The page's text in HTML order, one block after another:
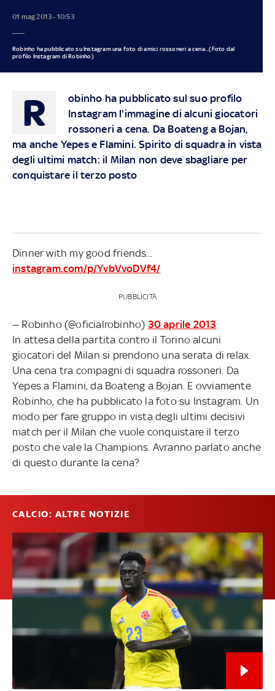
01 mag 2013 - 10:53
Robinho ha pubblicato su Instagram una foto di amici rossoneri a cena...(Foto dal
profilo Instagram di Robinho)
R
obinho ha pubblicato sul suo profilo
Instagram l'immagine di alcuni giocatori
rossoneri a cena. Da Boateng a Bojan,
ma anche Yepes e Flamini. Spirito di squadra in vista
degli ultimi match: il Milan non deve sbagliare per
conquistare il terzo posto
Dinner with my good friends...
instagram.com/p/YvbVvoDVf4/
PUBBLICITÀ
— Robinho (@oficialrobinho) 30 aprile 2013
In attesa della partita contro il Torino alcuni
giocatori del Milan si prendono una serata di relax.
Una cena tra compagni di squadra rossoneri. Da
Yepes a Flamini, da Boateng a Bojan. E ovviamente
Robinho, che ha pubblicato la foto su Instagram. Un
modo per fare gruppo in vista degli ultimi decisivi
match per il Milan che vuole conquistare il terzo
posto che vale la Champions. Avranno parlato anche
di questo durante la cena?
CALCIO: ALTRE NOTIZIE